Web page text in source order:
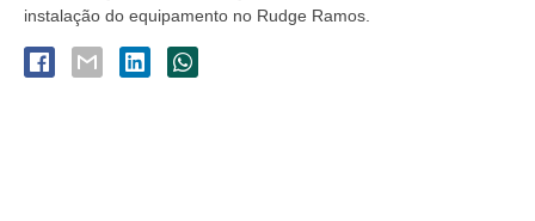
instalação do equipamento no Rudge Ramos.